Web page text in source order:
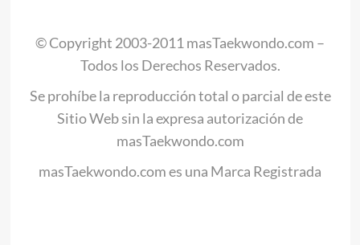
© Copyright 2003-2011 masTaekwondo.com –
Todos los Derechos Reservados.
Se prohíbe la reproducción total o parcial de este
Sitio Web sin la expresa autorización de
masTaekwondo.com
masTaekwondo.com es una Marca Registrada